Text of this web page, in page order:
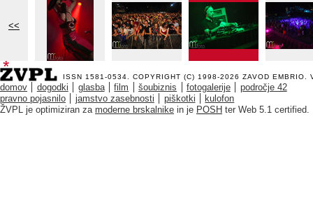
<<
ISSN 1581-0534. COPYRIGHT (C) 1998-2026 ZAVOD EMBRIO .
domov dogodki glasba film šoubiznis fotogalerije
področje 42
pravno pojasnilo
jamstvo zasebnosti piškotki
kulofon
ŽVPL je optimiziran za moderne brskalnike in je POSH ter Web 5.1 certified.